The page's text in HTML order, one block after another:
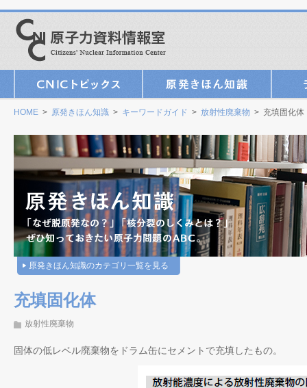
HOME > 原発きほん知識 > キーワードガイド > 放射性廃棄物 > 充填固化体
原発きほん知識のカテゴリ一覧を見る
充填固化体
放射性廃棄物
固体の低レベル廃棄物をドラム缶にセメントで充填したもの。